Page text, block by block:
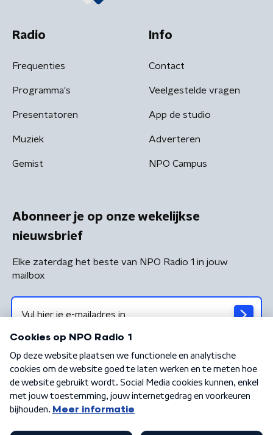
Radio
Frequenties
Programma's
Presentatoren
Muziek
Gemist
Info
Contact
Veelgestelde vragen
App de studio
Adverteren
NPO Campus
Abonneer je op onze wekelijkse
nieuwsbrief
Elke zaterdag het beste van NPO Radio 1 in jouw
mailbox
Algemene voorwaarden